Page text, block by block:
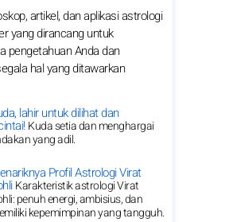
artikel, dan aplikasi astrologi
yang dirancang untuk
pengetahuan Anda dan
hal yang ditawarkan
lahir untuk dilihat dan
Kuda setia dan menghargai
yang adil.
Profil Astrologi Virat
Karakteristik astrologi Virat
penuh energi, ambisius, dan
kepemimpinan yang tangguh.